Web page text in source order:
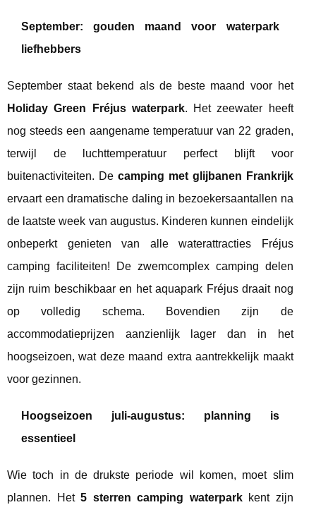
September: gouden maand voor waterpark
liefhebbers
September staat bekend als de beste maand voor het
Holiday Green Fréjus waterpark. Het zeewater heeft
nog steeds een aangename temperatuur van 22 graden,
terwijl de luchttemperatuur perfect blijft voor
buitenactiviteiten. De camping met glijbanen Frankrijk
ervaart een dramatische daling in bezoekersaantallen na
de laatste week van augustus. Kinderen kunnen eindelijk
onbeperkt genieten van alle waterattracties Fréjus
camping faciliteiten! De zwemcomplex camping delen
zijn ruim beschikbaar en het aquapark Fréjus draait nog
op volledig schema. Bovendien zijn de
accommodatieprijzen aanzienlijk lager dan in het
hoogseizoen, wat deze maand extra aantrekkelijk maakt
voor gezinnen.
Hoogseizoen juli-augustus: planning is
essentieel
Wie toch in de drukste periode wil komen, moet slim
plannen. Het5 sterren camping waterparkkent zijn